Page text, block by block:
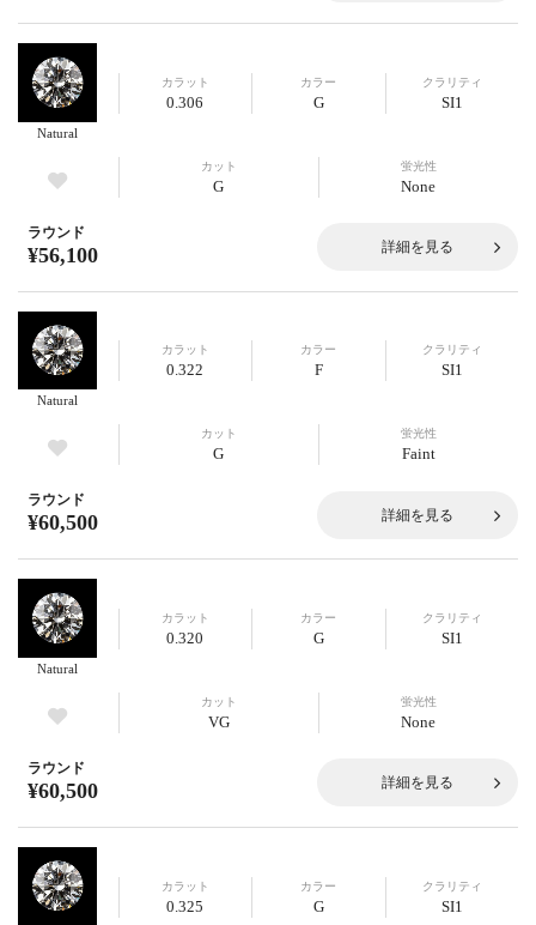
Natural
カラット
0.306
カラー
G
クラリティ
SI1
カット
G
蛍光性
None
ラウンド
¥56,100 詳細を見る
Natural
カラット
0.322
カラー
F
クラリティ
SI1
カット
G
蛍光性
Faint
ラウンド
¥60,500 詳細を見る
Natural
カラット
0.320
カラー
G
クラリティ
SI1
カット
VG
蛍光性
None
ラウンド
¥60,500 詳細を見る
カラット
0.325
カラー
G
クラリティ
SI1